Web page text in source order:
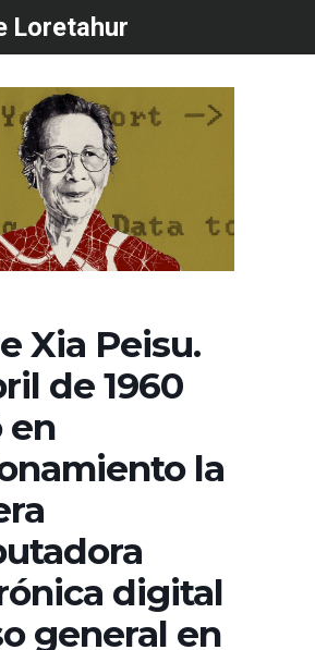
Loretahur
Xia Peisu.
de 1960
en
la
digital
general en